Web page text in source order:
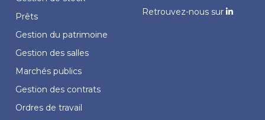
Prêts
Gestion du patrimoine
Gestion des salles
Marchés publics
Gestion des contrats
Ordres de travail
Retrouvez-nous sur